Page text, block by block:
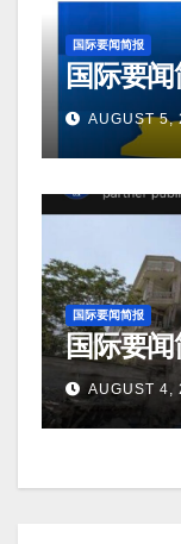
国际要闻简报
国际要
AUGUST 5,
国际要闻简报
国际要
AUGUST 4,